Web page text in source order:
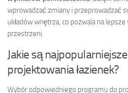
wprowadzać zmiany i przeprowadzać
układów wnętrza, co pozwala na
przestrzeni.
Jakie są
projektowania łazienek?
Wybór odpowiedniego programu do